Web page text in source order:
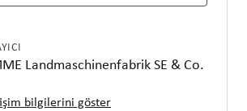
Landmaschinenfabrik SE & Co.
bilgilerini göster